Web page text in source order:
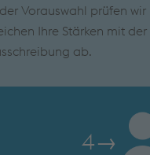
Vorauswahl prüfen
Ihre Stärken mit
ab.
4→